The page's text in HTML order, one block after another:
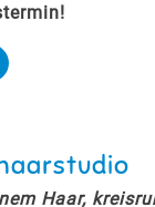
Haar,